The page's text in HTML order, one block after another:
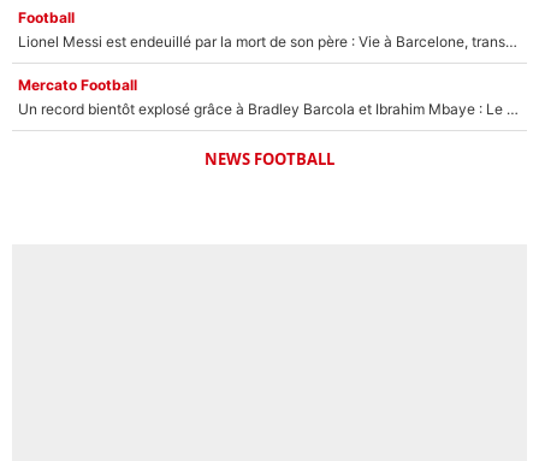
Football
Lionel Messi est endeuillé par la mort de son père : Vie à Barcelone, transfert au PSG... voilà comment Jorge Messi a joué un rôle essentiel dans sa carrière !
Mercato Football
Un record bientôt explosé grâce à Bradley Barcola et Ibrahim Mbaye : Le PSG sur le point de réaliser un mercato historique ?
NEWS FOOTBALL